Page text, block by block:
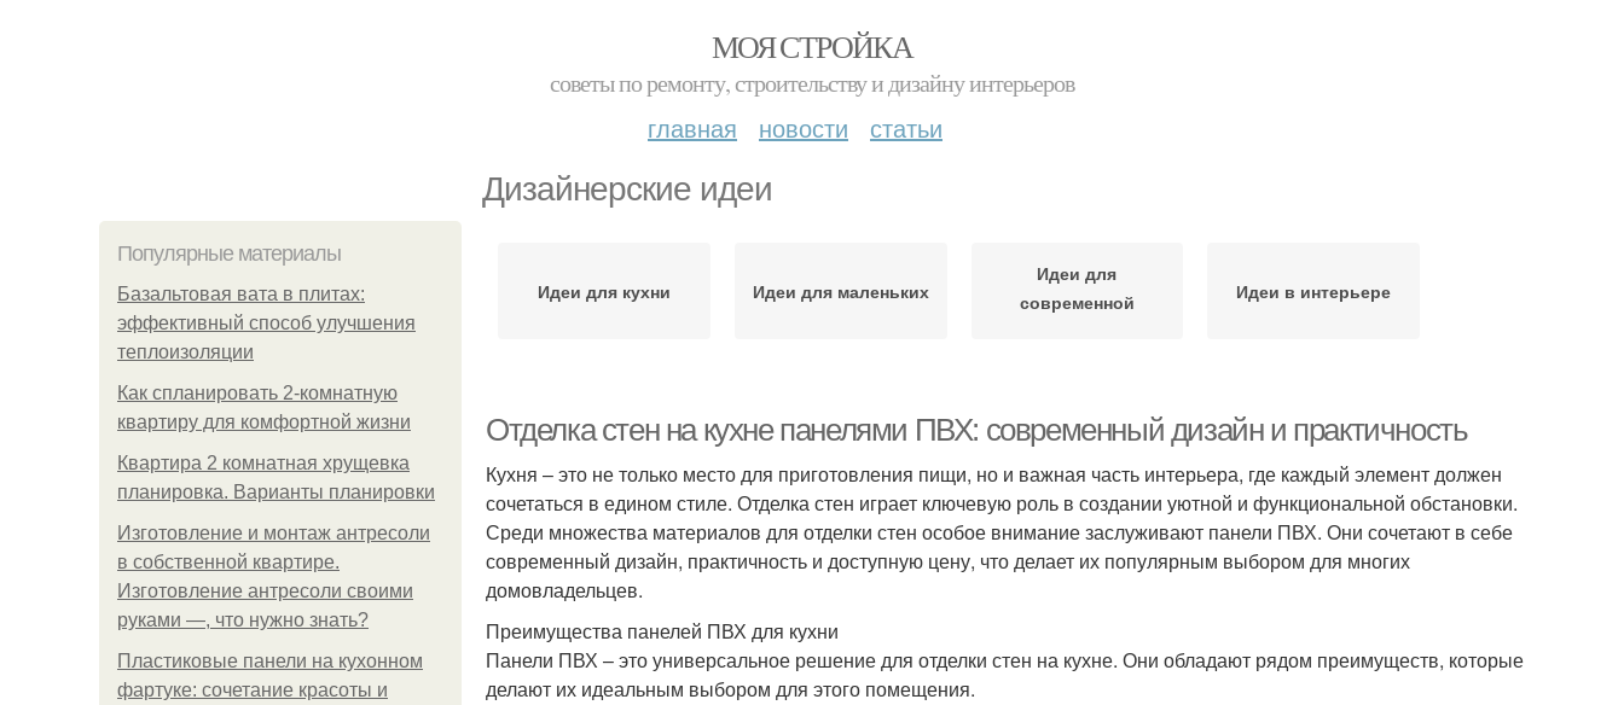
МОЯ СТРОЙКА
советы по ремонту, строительству и дизайну интерьеров
главная новости статьи
Дизайнерские идеи
Популярные материалы
Базальтовая вата в плитах:
эффективный способ улучшения
теплоизоляции
Как спланировать 2-комнатную
квартиру для комфортной жизни
Квартира 2 комнатная хрущевка
планировка. Варианты планировки
Изготовление и монтаж антресоли
в собственной квартире.
Изготовление антресоли своими
руками —, что нужно знать?
Пластиковые панели на кухонном
фартуке: сочетание красоты и
Идеи для кухни Идеи для маленьких
Идеи для
современной
Идеи в интерьере
Отделка стен на кухне панелями ПВХ: современный дизайн и практичность
Кухня – это не только место для приготовления пищи, но и важная часть интерьера, где каждый элемент должен
сочетаться в едином стиле. Отделка стен играет ключевую роль в создании уютной и функциональной обстановки.
Среди множества материалов для отделки стен особое внимание заслуживают панели ПВХ. Они сочетают в себе
современный дизайн, практичность и доступную цену, что делает их популярным выбором для многих
домовладельцев.
Преимущества панелей ПВХ для кухни
Панели ПВХ – это универсальное решение для отделки стен на кухне. Они обладают рядом преимуществ, которые
делают их идеальным выбором для этого помещения.